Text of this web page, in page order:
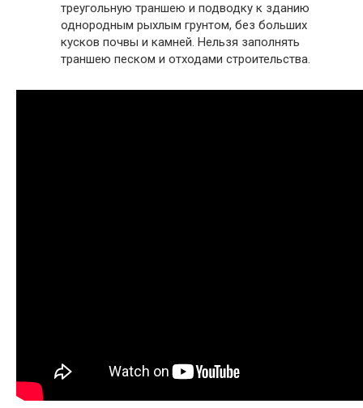
треугольную траншею и подводку к зданию
однородным рыхлым грунтом, без больших
кусков почвы и камней. Нельзя заполнять
траншею песком и отходами строительства.